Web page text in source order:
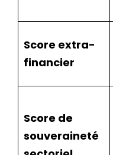
Score extra-
financier
Score de
souveraineté